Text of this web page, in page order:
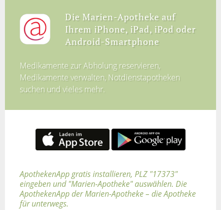
Die Marien-Apotheke auf
Ihrem iPhone, iPad, iPod oder
Android-Smartphone
Medikamente zur Abholung reservieren,
Medikamente verwalten, Notdienstapotheken
suchen und vieles mehr.
ApothekenApp gratis installieren, PLZ "17373"
eingeben und "Marien-Apotheke" auswählen. Die
ApothekenApp der Marien-Apotheke – die Apotheke
für unterwegs.